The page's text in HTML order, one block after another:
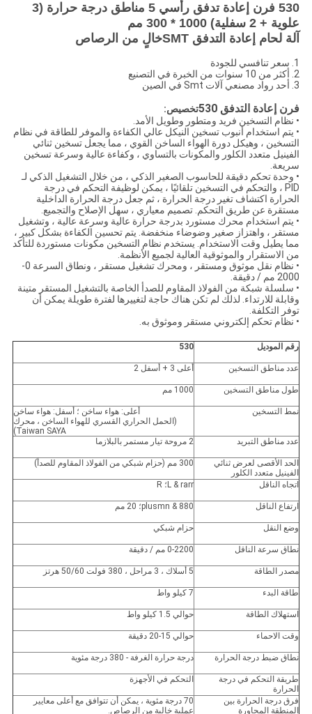
530 فرن إعادة تدفق رأسي 5 مناطق درجة حرارة (3
علوية + 2 سفلية) 1000 * 300 مم
آلة لحام إعادة التدفق SMT
خالٍ من الرصاص
1. سعر تنافسي للجودة
2. أكثر من 10 سنوات من الخبرة في التصنيع
3. أحد رواد مصنعي آلات Smt في الصين
فرن إعادة التدفق 530
تخصيص:
• نظام التسخين فريد ومتطور وطويل الأمد.
• يتم استخدام أنبوب تسخين النيكل عالي الكفاءة والموفر للطاقة في نظام
التسخين ، وهيكل دورة الهواء الساخن القوي ، مما يجعل تسخين ثنائي
الفينيل متعدد الكلور والمكونات بالتساوي ، وكفاءة عالية وسرعة تسخين
سريعة.
• وحدة تحكم دقيقة للحاسوب الصغير الذكي ، من خلال التشغيل الذكي لـ
PID ، والتحكم في التسخين تلقائيًا ، يمكن لوظيفة التحكم في درجة
الحرارة اكتشاف تغير درجة الحرارة ، ثم جعل درجة الحرارة الداخلية
مستقرة عن طريق التحكم. تصميم معياري ، سهل الإصلاح والتجميع.
• يتم استخدام محرك مستورد بدرجة حرارة عالية وسرعة عالية ، وتشغيل
مستقر ، واهتزاز صغير وضوضاء منخفضة. يتم تحسين الكفاءة بشكل كبير ،
مما يطيل وقت الاستخدام. يستخدم نظام التسخين مكونات مستوردة للتأكد
من الاستقرار والموثوقية العالية لجميع الأنظمة.
• نظام نقل موثوق ومستقر ، ومحرك تشغيل مستقر ، ونطاق السرعة 0-
2000 مم / دقيقة.
• سلسلة شبكة من الفولاذ المقاوم للصدأ الخاصة بالتشغيل المستقر متينة
وقابلة للارتداء. لذلك لم تكن هناك حاجة لتغييرها لفترة طويلة يمكن أن
توفر التكلفة.
• نظام تحكم إلكتروني مستقر وموثوق به.
رقم الموديل 530
عدد مناطق التسخين أعلى 3 + أسفل 2
طول مناطق التسخين 1000 مم
نمط التسخين
أعلى: هواء ساخن ؛ أسفل: هواء ساخن
(الحمل الحراري القسري للهواء الساخن ، محرك
Taiwan SAYA)
عدد مناطق التبريد
2 مروحة تيار مستمر بالبلازما
الحد الأقصى لعرض ثنائي
الفينيل متعدد الكلور
300 مم (حزام شبكي من الفولاذ المقاوم للصدأ)
اتجاه الناقل L & rarr؛ R
ارتفاع الناقل 880 & plusmn؛ 20 مم
وضع النقل حزام شبكي
نطاق سرعة الناقل 0-2200 مم / دقيقة
مصدر الطاقة 5 أسلاك ، 3 مراحل ، 380 فولت 50/60 هرتز
طاقة البدء 7 كيلو واط
استهلاك الطاقة حوالي 1.5 كيلو واط
وقت الاحماء حوالي 15-20 دقيقة
نطاق ضبط درجة الحرارة درجة حرارة الغرفة - 380 درجة مئوية
طريقة التحكم في درجة
الحرارة
التحكم في الأجهزة
فرق درجة الحرارة بين
المنطقة المجاورة
70 درجة مئوية ، يمكن أن تتوافق مع أعلى معايير
عملية خالية من الرصاص.